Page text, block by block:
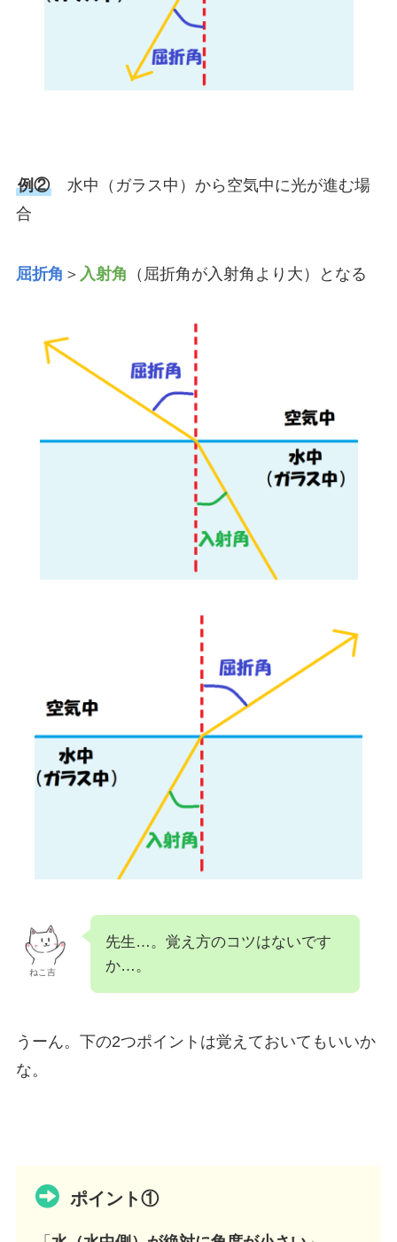
例②水中（ガラス中）から空気中に光が進む場
合
屈折角 ＞ 入射角 （屈折角が入射角より大）となる
ねこ吉
先生…。覚え方のコツはないです
か…。
うーん。下の2つポイントは覚えておいてもいいか
な。
ポイント①